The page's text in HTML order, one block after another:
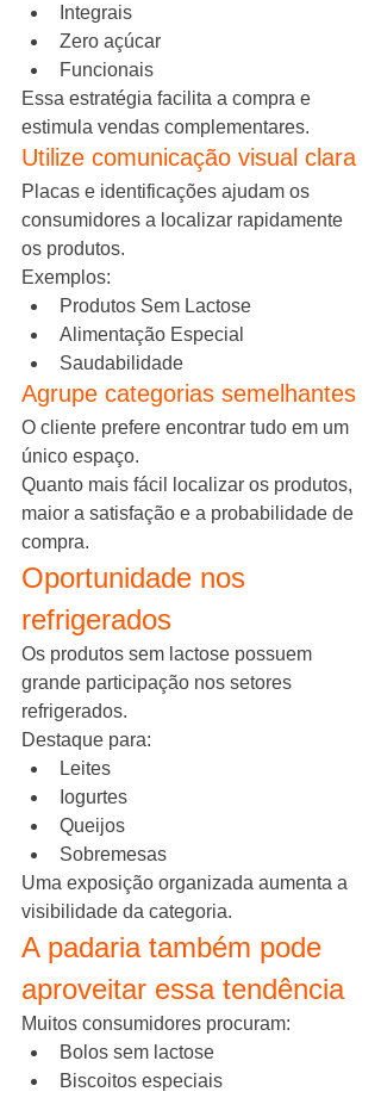
Integrais
Zero açúcar
Funcionais
Essa estratégia facilita a compra e
estimula vendas complementares.
Utilize comunicação visual clara
Placas e identificações ajudam os
consumidores a localizar rapidamente
os produtos.
Exemplos:
Produtos Sem Lactose
Alimentação Especial
Saudabilidade
Agrupe categorias semelhantes
O cliente prefere encontrar tudo em um
único espaço.
Quanto mais fácil localizar os produtos,
maior a satisfação e a probabilidade de
compra.
Oportunidade nos
refrigerados
Os produtos sem lactose possuem
grande participação nos setores
refrigerados.
Destaque para:
Leites
Iogurtes
Queijos
Sobremesas
Uma exposição organizada aumenta a
visibilidade da categoria.
A padaria também pode
aproveitar essa tendência
Muitos consumidores procuram:
Bolos sem lactose
Biscoitos especiais